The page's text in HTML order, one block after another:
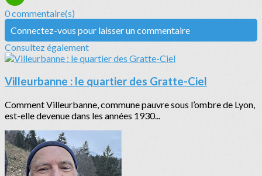
0 commentaire(s)
Connectez-vous pour laisser un commentaire
Consultez également
Villeurbanne : le quartier des Gratte-Ciel
Comment Villeurbanne, commune pauvre sous l’ombre de Lyon,
est-elle devenue dans les années 1930...